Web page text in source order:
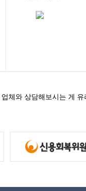
체와 상담해보시는 게 유